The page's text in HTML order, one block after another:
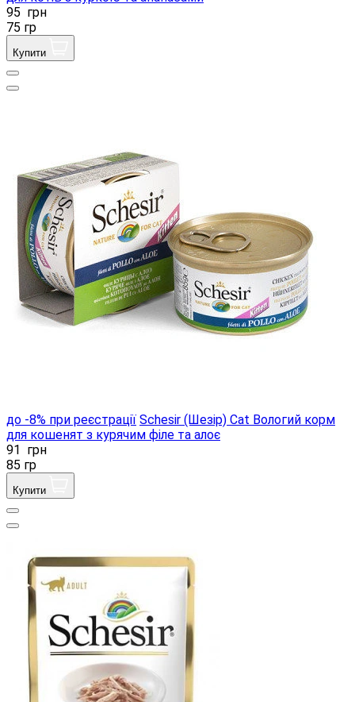
95 грн
75 гр
Купити
до -8% при реєстрації Schesir (Шезір) Cat Вологий корм
для кошенят з курячим філе та алоє
91
грн
85 гр
Купити